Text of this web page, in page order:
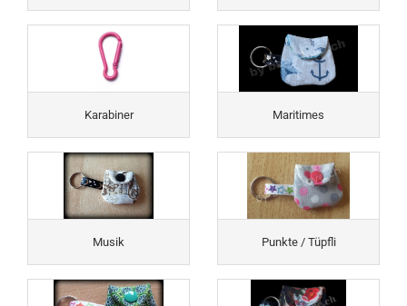
Karabiner Maritimes
Musik Punkte / Tüpfli